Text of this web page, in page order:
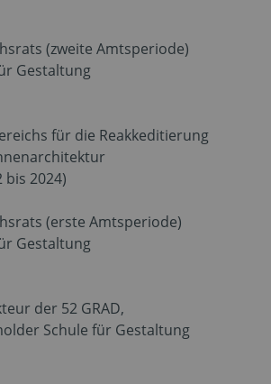
(zweite Amtsperiode)
Gestaltung
für die Reakkeditierung
bis 2024)
(erste Amtsperiode)
Gestaltung
der 52 GRAD,
Schule für Gestaltung